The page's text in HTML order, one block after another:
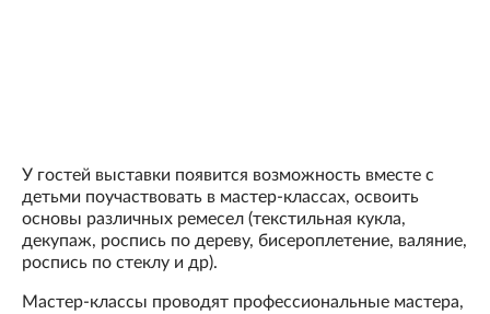
У гостей выставки появится возможность вместе с
детьми поучаствовать в мастер-классах, освоить
основы различных ремесел (текстильная кукла,
декупаж, роспись по дереву, бисероплетение, валяние,
роспись по стеклу и др).
Мастер-классы проводят профессиональные мастера,